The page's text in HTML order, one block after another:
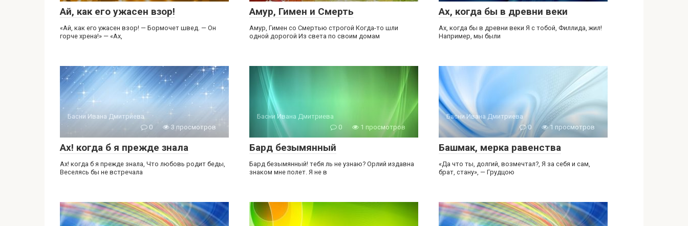
Ай, как его ужасен взор!
«Ай, как его ужасен взор! — Бормочет швед. — Он
горче хрена!» — «Ах,
Амур, Гимен и Смерть
Амур, Гимен со Смертью строгой Когда-то шли
одной дорогой Из света по своим домам
Ах, когда бы в древни веки
Ах, когда бы в древни веки Я с тобой, Филлида, жил!
Например, мы были
Басни Ивана Дмитриева
0
3 просмотров
Ах! когда б я прежде знала
Ах! когда б я прежде знала, Что любовь родит беды,
Веселясь бы не встречала
Басни Ивана Дмитриева
0
1 просмотров
Бард безымянный
Бард безымянный! тебя ль не узнаю? Орлий издавна
знаком мне полет. Я не в
Басни Ивана Дмитриева
0
1 просмотров
Башмак, мерка равенства
«Да что ты, долгий, возмечтал?, Я за себя и сам,
брат, стану», — Грудцою